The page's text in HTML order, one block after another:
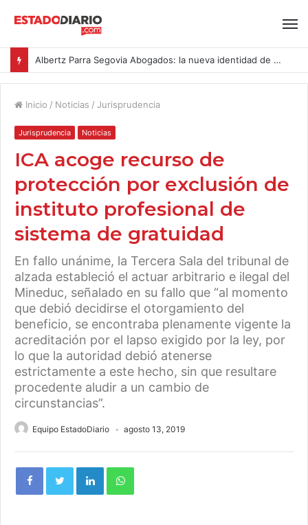
Albertz Parra Segovia Abogados: la nueva identidad de Segovia Consulting
Inicio / Noticias / Jurisprudencia
Jurisprudencia Noticias
ICA acoge recurso de
protección por exclusión de
instituto profesional de
sistema de gratuidad
En fallo unánime, la Tercera Sala del tribunal de
alzada estableció el actuar arbitrario e ilegal del
Mineduc, señalado en su fallo que “al momento
que debió decidirse el otorgamiento del
beneficio, se encontraba plenamente vigente la
acreditación por el lapso exigido por la ley, por
lo que la autoridad debió atenerse
estrictamente a este hecho, sin que resultare
procedente aludir a un cambio de
circunstancias”.
Equipo EstadoDiario agosto 13, 2019